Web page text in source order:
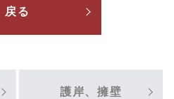
戻る
護岸、擁壁